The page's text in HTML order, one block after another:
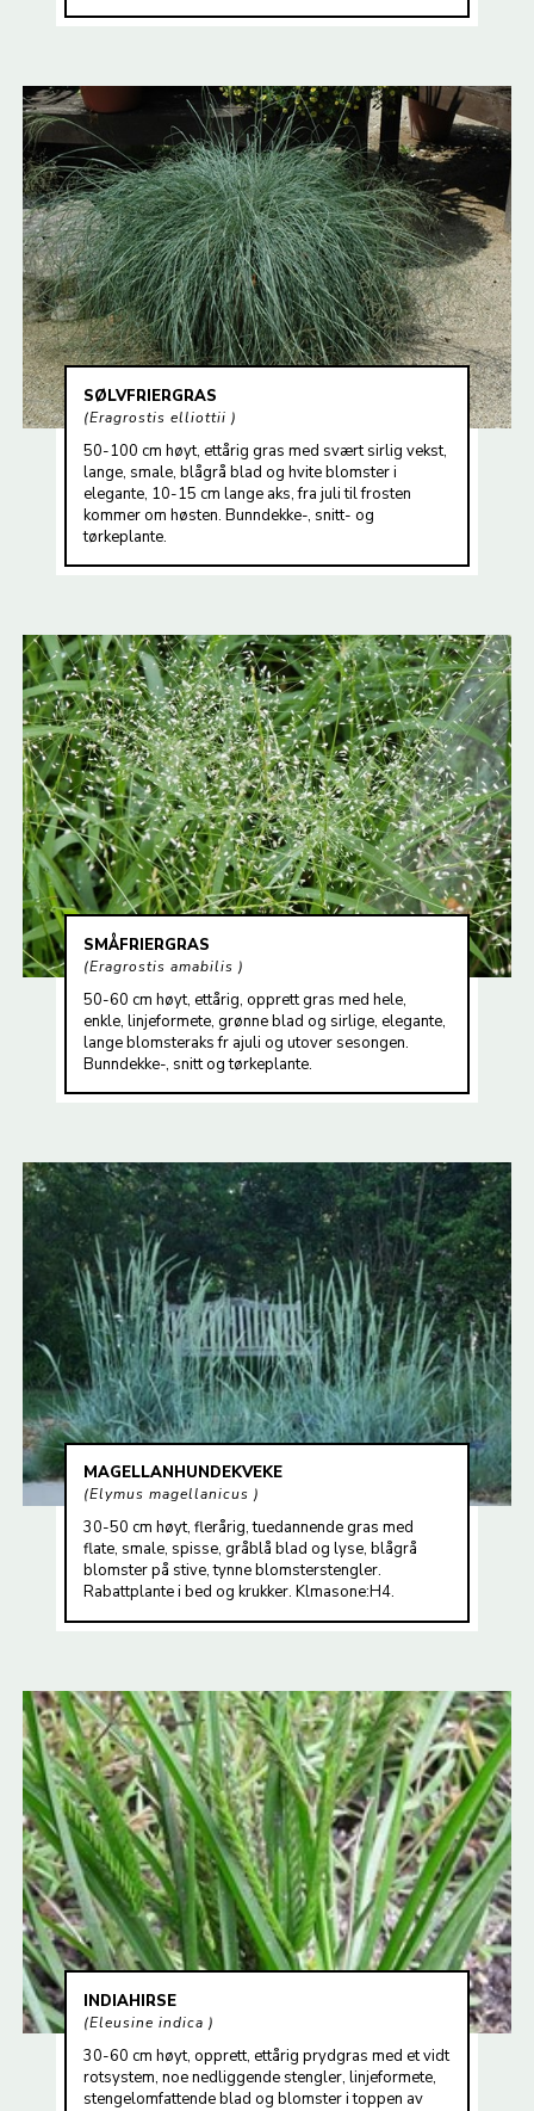
SØLVFRIERGRAS
Eragrostis elliottii
50-100 cm høyt, ettårig gras med svært sirlig vekst,
lange, smale, blågrå blad og hvite blomster i
elegante, 10-15 cm lange aks, fra juli til frosten
kommer om høsten. Bunndekke-, snitt- og
tørkeplante.
SMÅFRIERGRAS
Eragrostis amabilis
50-60 cm høyt, ettårig, opprett gras med hele,
enkle, linjeformete, grønne blad og sirlige, elegante,
lange blomsteraks fr ajuli og utover sesongen.
Bunndekke-, snitt og tørkeplante.
MAGELLANHUNDEKVEKE
Elymus magellanicus
30-50 cm høyt, flerårig, tuedannende gras med
flate, smale, spisse, gråblå blad og lyse, blågrå
blomster på stive, tynne blomsterstengler.
Rabattplante i bed og krukker. Klmasone:H4.
INDIAHIRSE
Eleusine indica
30-60 cm høyt, opprett, ettårig prydgras med et vidt
rotsystem, noe nedliggende stengler, linjeformete,
stengelomfattende blad og blomster i toppen av